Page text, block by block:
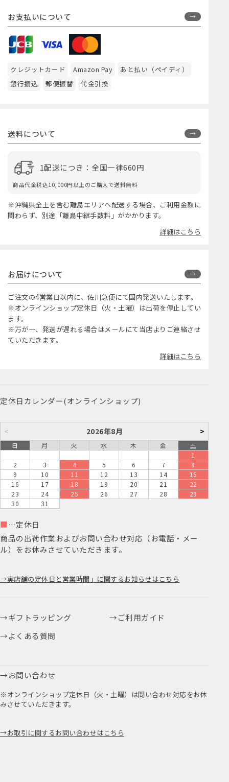
お支払いについて
クレジットカード Amazon Pay
あと払い（ペイディ）
銀行振込
郵便振替 代金引換
送料について
1配送につき：全国一律660円
商品代金税込10,000円以上のご購入で送料無料
※沖縄県全土を含む離島エリアへ配送する場合、ご利用金額に
関わらず、別途「離島中継手数料」がかかります。
詳細はこちら
お届けについて
ご注文の4営業日以内に、佐川急便にて国内発送いたします。
※オンラインショップ定休日（火・土曜）は出荷を停止してい
ます。
※万が一、発送が遅れる場合はメールにて当店よりご連絡させ
ていただきます。
詳細はこちら
定休日カレンダー(オンラインショップ)
< 2026年8月 >
日 月 火 水 木 金
土
1
2
3 4 5 6 7
8
9
10 11 12 13 14
15
16
17 18 19 20 21
22
23
24 25 26 27 28
29
30
31
■ …定休日
商品の出荷作業およびお問い合わせ対応（お電話・メー
ル）をお休みさせていただきます。
実店舗の定休日と営業時間」に関するお知らせはこちら
ギフトラッピング
ご利用ガイド
よくある質問
お問い合わせ
※オンラインショップ定休日（火・土曜）は問い合わせ対応をお休
みさせていただきます。
お取引に関するお問い合わせはこちら